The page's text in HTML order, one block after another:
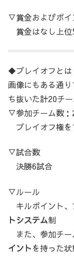
▽賞金およびポイ
賞金はなし上位
◆プレイオフとは
画像にもある通
ち抜いた計20チ
▽参加チーム数：
プレイオフ権を
▽試合数
決勝6試合
▽ルール
キルポイント、
トシステム制
また、参加チー
イントを持った